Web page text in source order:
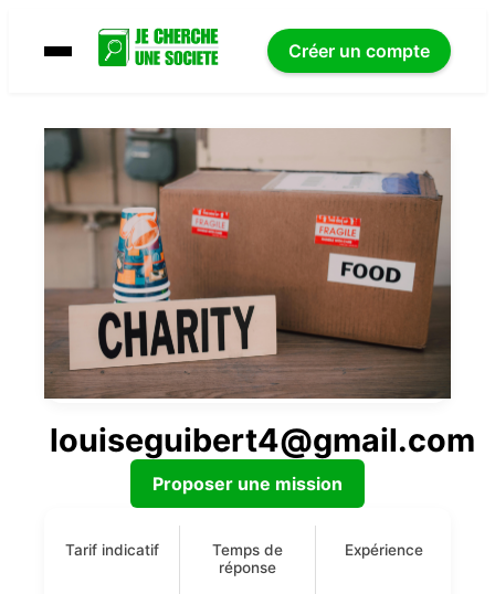
Créer un compte
louiseguibert4@gmail.com
Proposer une mission
Tarif indicatif
Temps de
réponse
Expérience